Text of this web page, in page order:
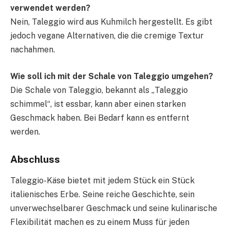
verwendet werden?
Nein, Taleggio wird aus Kuhmilch hergestellt. Es gibt
jedoch vegane Alternativen, die die cremige Textur
nachahmen.
Wie soll ich mit der Schale von Taleggio umgehen?
Die Schale von Taleggio, bekannt als „Taleggio
schimmel“, ist essbar, kann aber einen starken
Geschmack haben. Bei Bedarf kann es entfernt
werden.
Abschluss
Taleggio-Käse bietet mit jedem Stück ein Stück
italienisches Erbe. Seine reiche Geschichte, sein
unverwechselbarer Geschmack und seine kulinarische
Flexibilität machen es zu einem Muss für jeden